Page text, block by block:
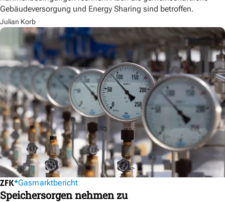
Gebäudeversorgung und Energy Sharing sind betroffen.
Julian Korb
Gasmarktbericht
Speichersorgen nehmen zu